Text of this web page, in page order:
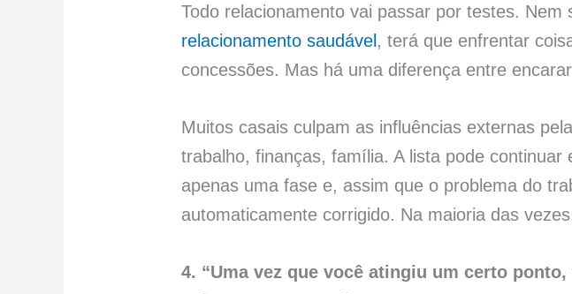
Todo relacionamento vai passar por testes.
relacionamento saudável , terá que enfrentar
concessões. Mas há uma diferença entre
Muitos casais culpam as influências externas
trabalho, finanças, família. A lista pode
apenas uma fase e, assim que o problema do
automaticamente corrigido. Na maioria das
4. “Uma vez que você atingiu um certo